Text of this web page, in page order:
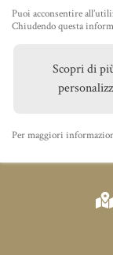
Chiuso
Puoi acconsentire
Chiudendo questa
Scopri di
Per maggiori